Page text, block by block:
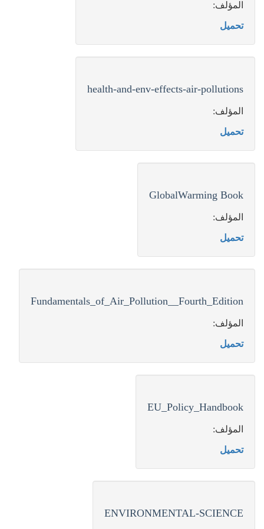
المؤلف:
تحميل
health-and-env-effects-air-pollutions
المؤلف:
تحميل
GlobalWarming Book
المؤلف:
تحميل
Fundamentals_of_Air_Pollution__Fourth_Edition
المؤلف:
تحميل
EU_Policy_Handbook
المؤلف:
تحميل
ENVIRONMENTAL-SCIENCE